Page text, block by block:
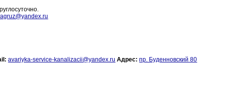
avariyka-service-kanalizacii@yandex.ru Адрес: пр. Буденновский 80